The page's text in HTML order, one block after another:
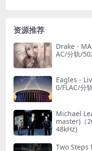
资源推荐
Drake -
AC/分轨/
Eagles -
0/FLAC/分
Michael
master)（
48kHz)
Two Steps